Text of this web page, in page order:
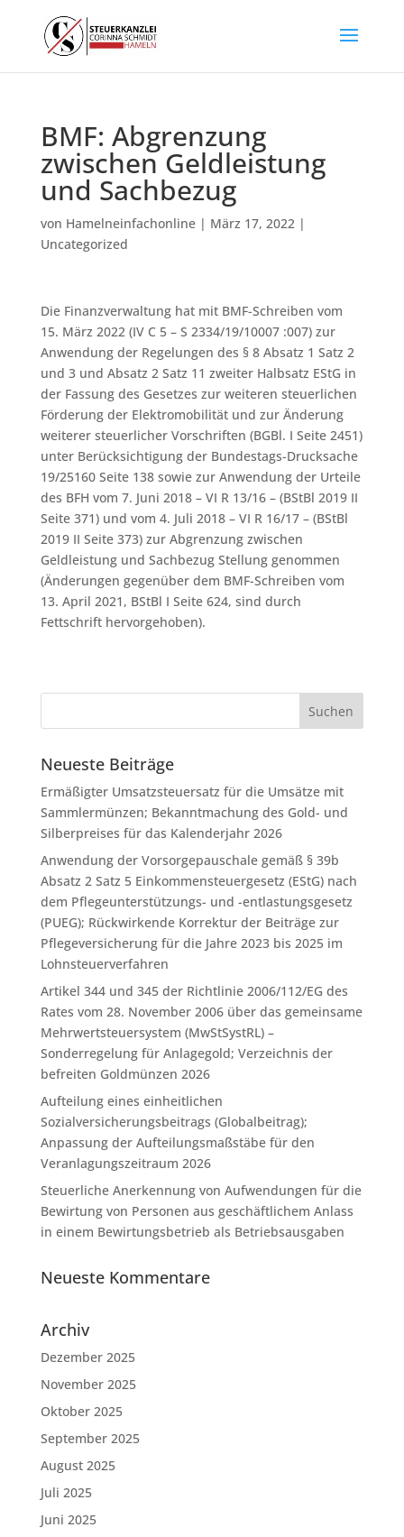
BMF: Abgrenzung
zwischen Geldleistung
und Sachbezug
von Hamelneinfachonline| März 17, 2022|
Uncategorized
Die Finanzverwaltung hat mit BMF-Schreiben vom
15. März 2022 (IV C 5 – S 2334/19/10007 :007) zur
Anwendung der Regelungen des § 8 Absatz 1 Satz 2
und 3 und Absatz 2 Satz 11 zweiter Halbsatz EStG in
der Fassung des Gesetzes zur weiteren steuerlichen
Förderung der Elektromobilität und zur Änderung
weiterer steuerlicher Vorschriften (BGBl. I Seite 2451)
unter Berücksichtigung der Bundestags-Drucksache
19/25160 Seite 138 sowie zur Anwendung der Urteile
des BFH vom 7. Juni 2018 – VI R 13/16 – (BStBl 2019 II
Seite 371) und vom 4. Juli 2018 – VI R 16/17 – (BStBl
2019 II Seite 373) zur Abgrenzung zwischen
Geldleistung und Sachbezug Stellung genommen
(Änderungen gegenüber dem BMF-Schreiben vom
13. April 2021, BStBl I Seite 624, sind durch
Fettschrift hervorgehoben).
Neueste Beiträge
Ermäßigter Umsatzsteuersatz für die Umsätze mit
Sammlermünzen; Bekanntmachung des Gold- und
Silberpreises für das Kalenderjahr 2026
Anwendung der Vorsorgepauschale gemäß § 39b
Absatz 2 Satz 5 Einkommensteuergesetz (EStG) nach
dem Pflegeunterstützungs- und -entlastungsgesetz
(PUEG); Rückwirkende Korrektur der Beiträge zur
Pflegeversicherung für die Jahre 2023 bis 2025 im
Lohnsteuerverfahren
Artikel 344 und 345 der Richtlinie 2006/112/EG des
Rates vom 28. November 2006 über das gemeinsame
Mehrwertsteuersystem (MwStSystRL) –
Sonderregelung für Anlagegold; Verzeichnis der
befreiten Goldmünzen 2026
Aufteilung eines einheitlichen
Sozialversicherungsbeitrags (Globalbeitrag);
Anpassung der Aufteilungsmaßstäbe für den
Veranlagungszeitraum 2026
Steuerliche Anerkennung von Aufwendungen für die
Bewirtung von Personen aus geschäftlichem Anlass
in einem Bewirtungsbetrieb als Betriebsausgaben
Neueste Kommentare
Archiv
Dezember 2025
November 2025
Oktober 2025
September 2025
August 2025
Juli 2025
Juni 2025